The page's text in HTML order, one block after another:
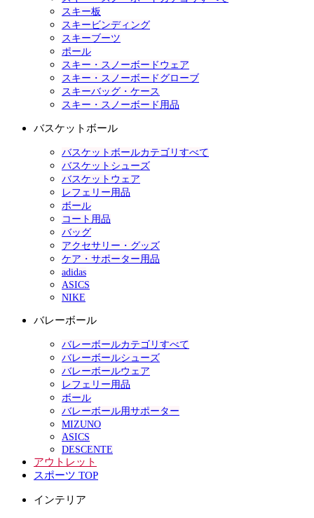
スキー板
スキービンディング
スキーブーツ
ポール
スキー・スノーボードウェア
スキー・スノーボードグローブ
スキーバッグ・ケース
スキー・スノーボード用品
バスケットボール
バスケットボールカテゴリすべて
バスケットシューズ
バスケットウェア
レフェリー用品
ボール
コート用品
バッグ
アクセサリー・グッズ
ケア・サポーター用品
adidas
ASICS
NIKE
バレーボール
バレーボールカテゴリすべて
バレーボールシューズ
バレーボールウェア
レフェリー用品
ボール
バレーボール用サポーター
MIZUNO
ASICS
DESCENTE
アウトレット
スポーツ TOP
インテリア